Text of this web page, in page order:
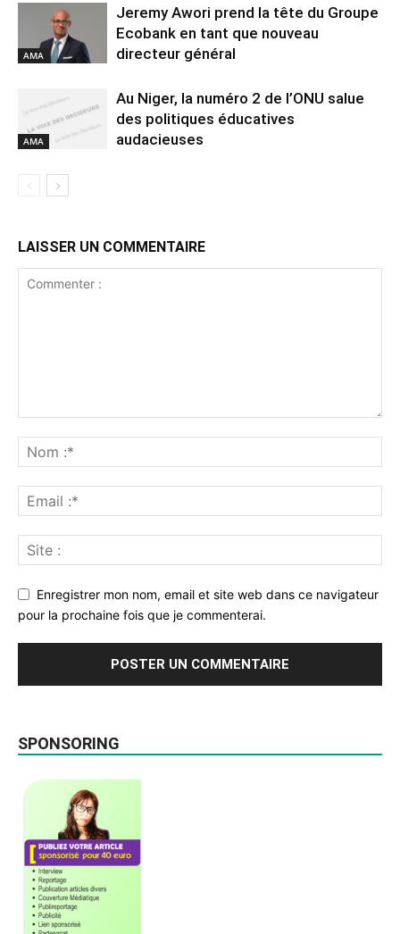
AMA
Jeremy Awori prend la tête du Groupe
Ecobank en tant que nouveau
directeur général
AMA
Au Niger, la numéro 2 de l’ONU salue
des politiques éducatives
audacieuses
LAISSER UN COMMENTAIRE
Enregistrer mon nom, email et site web dans ce navigateur
pour la prochaine fois que je commenterai.
SPONSORING